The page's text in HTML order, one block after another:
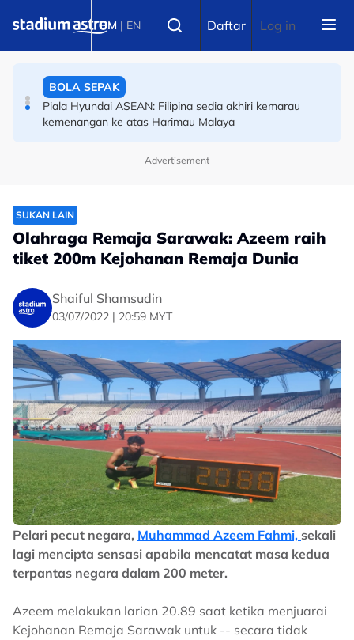
BM | EN Daftar Log in
(Terkini) Danish Iftikhar muncul antara lapan pelari pecut
BOLA SEPAK
Piala Hyundai ASEAN: Filipina sedia akhiri kemarau
kemenangan ke atas Harimau Malaya
Advertisement
SUKAN LAIN
Olahraga Remaja Sarawak: Azeem raih
tiket 200m Kejohanan Remaja Dunia
Shaiful Shamsudin
03/07/2022 | 20:59 MYT
Pelari pecut negara, Muhammad Azeem Fahmi, sekali
lagi mencipta sensasi apabila mencatat masa kedua
terpantas negara dalam 200 meter.
Azeem melakukan larian 20.89 saat ketika menjuarai
Kejohanan Remaja Sarawak untuk -- secara tidak